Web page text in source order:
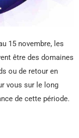
15 novembre, les
être des domaines
ou de retour en
vous sur le long
de cette période.